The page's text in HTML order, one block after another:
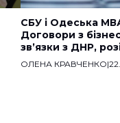
СБУ і Одеська
Договори з
звʼязки з ДНР,
ОЛЕНА КРАВЧЕНКО|